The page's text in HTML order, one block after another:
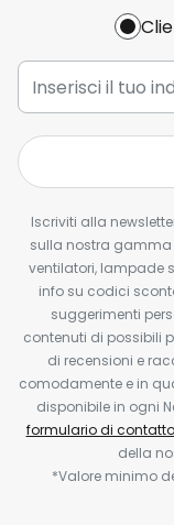
Iscriviti alla
sulla nostra gamma
ventilatori, lampade
info su codici
suggerimenti
contenuti di possibili
di recensioni e
comodamente e in
disponibile in ogni
formulario di contatto
della
*Valore minimo